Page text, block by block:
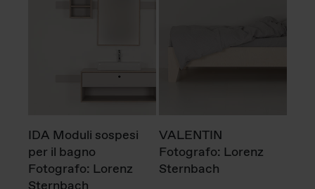
IDA Moduli sospesi
per il bagno
Fotografo: Lorenz
Sternbach
VALENTIN
Fotografo: Lorenz
Sternbach